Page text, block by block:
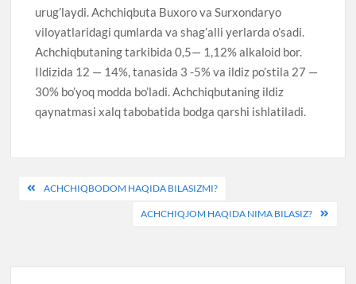
urug’laydi. Achchiqbuta Buxoro va Surxondaryo
viloyatlaridagi qumlarda va shag’alli yerlarda o’sadi.
Achchiqbutaning tarkibida 0,5— 1,12% alkaloid bor.
Ildizida 12 — 14%, tanasida 3 -5% va ildiz po’stila 27 —
30% bo’yoq modda bo’ladi. Achchiqbutaning ildiz
qaynatmasi xalq tabobatida bodga qarshi ishlatiladi.
PostACHCHIQBODOM HAQIDA BILASIZMI?
ACHCHIQJOM HAQIDA NIMA BILASIZ?